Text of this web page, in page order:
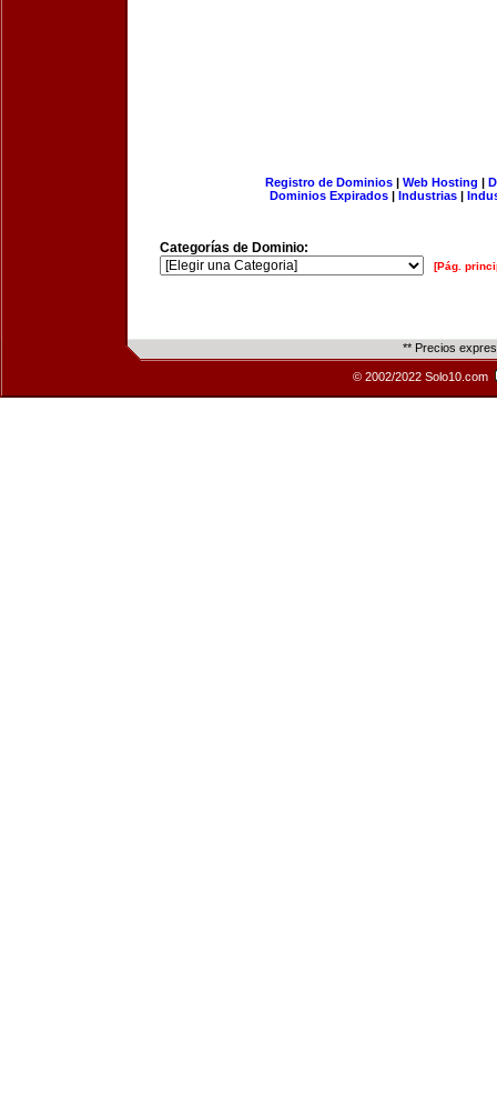
Registro de Dominios| Web Hosting |
Dominios Expirados | Industrias |
Categorías de Dominio:
[Pág.
** Precios
© 2002/2022 Solo10.com